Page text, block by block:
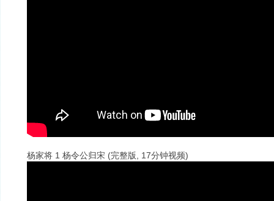
杨家将 1 杨令公归宋 (完整版, 17分钟视频)